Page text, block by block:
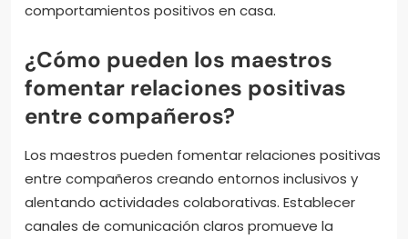
comportamientos positivos en casa.
¿Cómo pueden los maestros
fomentar relaciones positivas
entre compañeros?
Los maestros pueden fomentar relaciones positivas
entre compañeros creando entornos inclusivos y
alentando actividades colaborativas. Establecer
canales de comunicación claros promueve la